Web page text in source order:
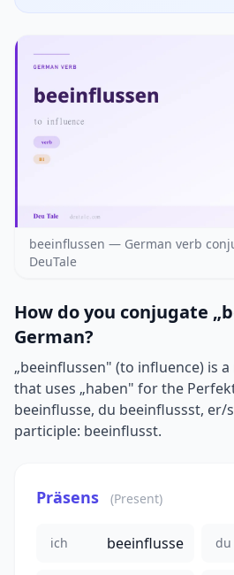
beeinflussen — German verb
DeuTale
How do you conjugate
German?
„beeinflussen" (to influence) is
that uses „haben" for the
beeinflusse, du beeinflussst, er/
participle: beeinflusst.
Präsens (Present)
ich beeinflusse du